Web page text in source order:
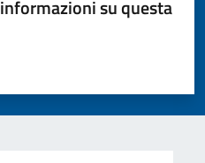
su questa
su 5
5